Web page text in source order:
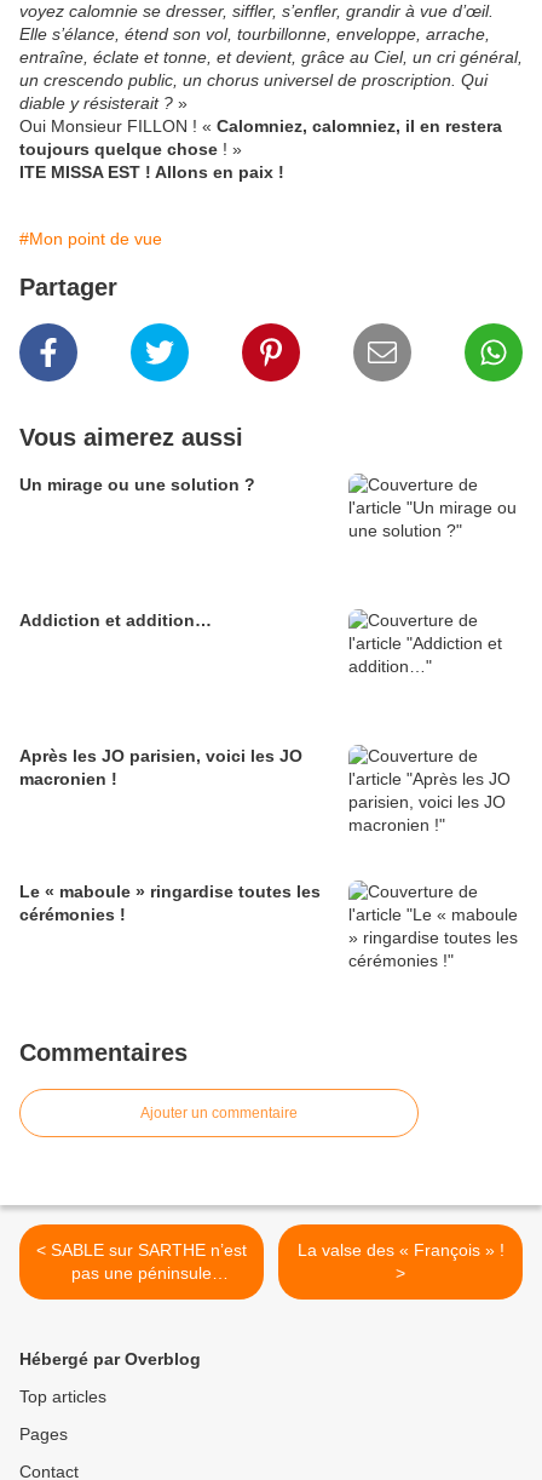
voyez calomnie se dresser, siffler, s’enfler, grandir à vue d’œil.
Elle s’élance, étend son vol, tourbillonne, enveloppe, arrache,
entraîne, éclate et tonne, et devient, grâce au Ciel, un cri général,
un crescendo public, un chorus universel de proscription. Qui
diable y résisterait ? »
Oui Monsieur FILLON ! « Calomniez, calomniez, il en restera
toujours quelque chose ! »
ITE MISSA EST ! Allons en paix !
#Mon point de vue
Partager
Vous aimerez aussi
Un mirage ou une solution ?
Addiction et addition…
Après les JO parisien, voici les JO
macronien !
Le « maboule » ringardise toutes les
cérémonies !
Commentaires
Ajouter un commentaire
< SABLE sur SARTHE n’est
pas une péninsule
BALKANIQUE !
La valse des « François » !
>
Hébergé par Overblog
Top articles
Pages
Contact